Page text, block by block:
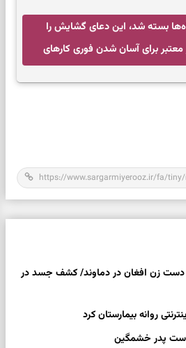
بسته شد، این دعای گشایش را
معتبر برای آسان شدن فوری کارهای
دست زن افغان در دماوند/ کشف جسد در
روانه بیمارستان کرد